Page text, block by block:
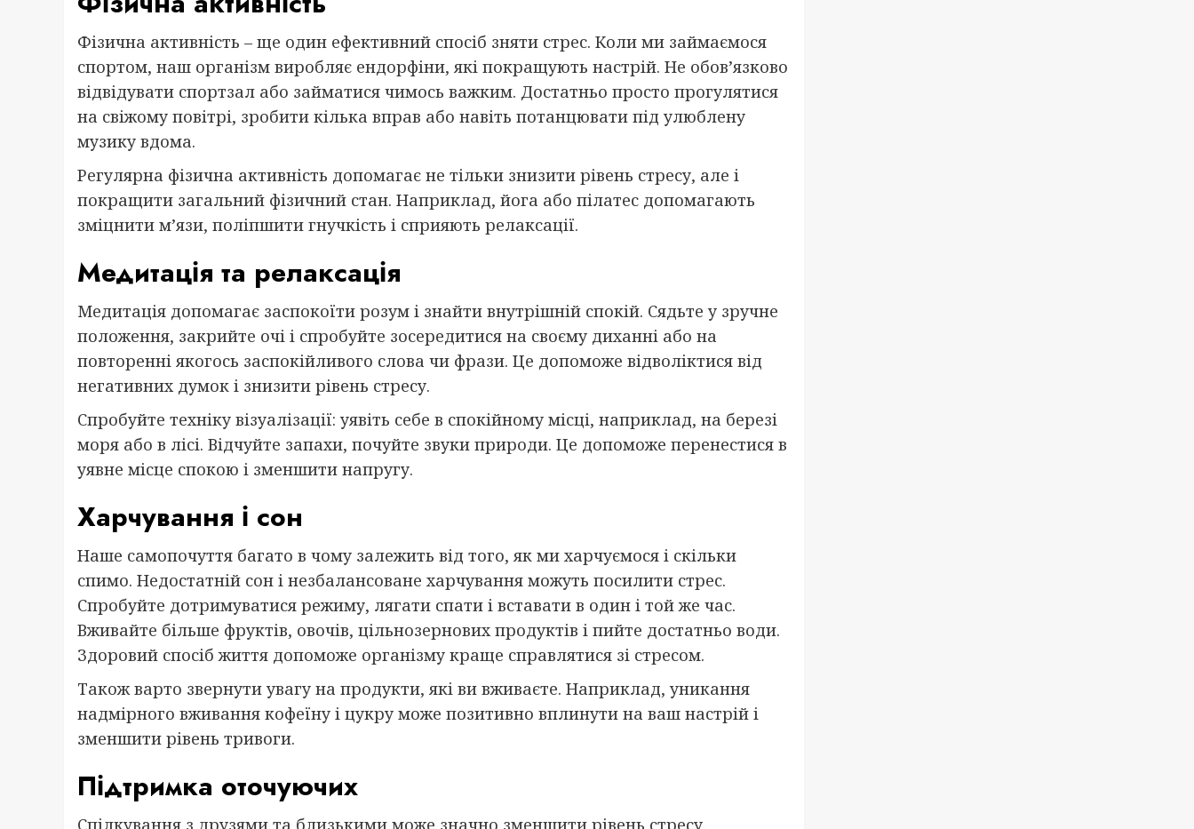
Фізична активність – ще один ефективний спосіб зняти стрес. Коли ми займаємося
спортом, наш організм виробляє ендорфіни, які покращують настрій. Не обов’язково
відвідувати спортзал або займатися чимось важким. Достатньо просто прогулятися
на свіжому повітрі, зробити кілька вправ або навіть потанцювати під улюблену
музику вдома.
Регулярна фізична активність допомагає не тільки знизити рівень стресу, але і
покращити загальний фізичний стан. Наприклад, йога або пілатес допомагають
зміцнити м’язи, поліпшити гнучкість і сприяють релаксації.
Медитація та релаксація
Медитація допомагає заспокоїти розум і знайти внутрішній спокій. Сядьте у зручне
положення, закрийте очі і спробуйте зосередитися на своєму диханні або на
повторенні якогось заспокійливого слова чи фрази. Це допоможе відволіктися від
негативних думок і знизити рівень стресу.
Спробуйте техніку візуалізації: уявіть себе в спокійному місці, наприклад, на березі
моря або в лісі. Відчуйте запахи, почуйте звуки природи. Це допоможе перенестися в
уявне місце спокою і зменшити напругу.
Харчування і сон
Наше самопочуття багато в чому залежить від того, як ми харчуємося і скільки
спимо. Недостатній сон і незбалансоване харчування можуть посилити стрес.
Спробуйте дотримуватися режиму, лягати спати і вставати в один і той же час.
Вживайте більше фруктів, овочів, цільнозернових продуктів і пийте достатньо води.
Здоровий спосіб життя допоможе організму краще справлятися зі стресом.
Також варто звернути увагу на продукти, які ви вживаєте. Наприклад, уникання
надмірного вживання кофеїну і цукру може позитивно вплинути на ваш настрій і
зменшити рівень тривоги.
Підтримка оточуючих
Спілкування з друзями та близькими може значно зменшити рівень стресу.